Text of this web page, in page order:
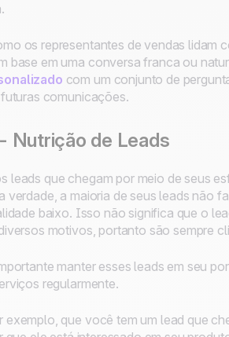
os representantes de vendas lidam
base em uma conversa franca ou
com um conjunto de
comunicações.
Nutrição de Leads
leads que chegam por meio de seus
verdade, a maioria de seus leads não
baixo. Isso não significa que o
motivos, portanto são sempre
manter esses leads em seu
regularmente.
exemplo, que você tem um lead que